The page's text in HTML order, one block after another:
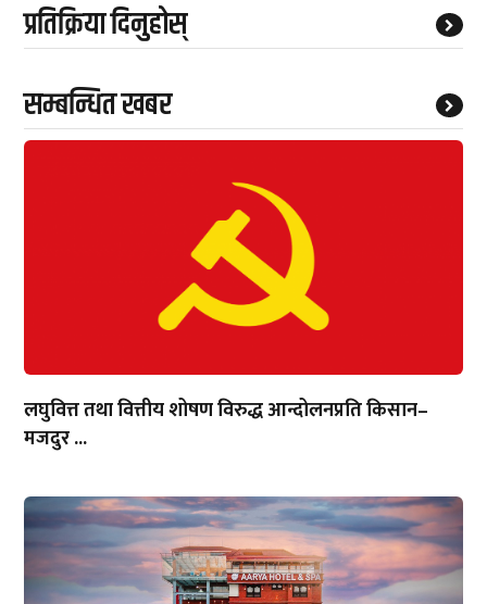
प्रतिक्रिया दिनुहोस्
सम्बन्धित खबर
लघुवित्त तथा वित्तीय शोषण विरुद्ध आन्दोलनप्रति किसान–
मजदुर ...